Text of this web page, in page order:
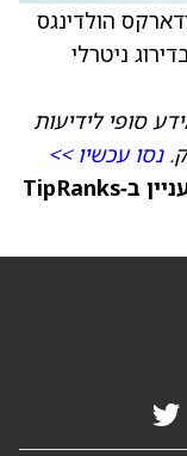
הולדינגס
בדירוג ניטרלי
סופי לידיעות
נסו עכשיו >>
ראו את המניות החמות של בעלי העניין ב‑TipRanks